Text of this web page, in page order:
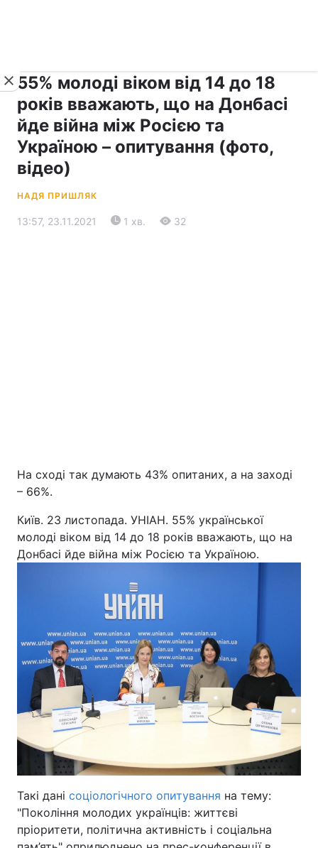
Економіка Світ
Київ Львів
Дніпро Харків
Одеса
Техно і зв'язок Лайт
55% молоді віком від 14 до 18
років вважають, що на Донбасі
йде війна між Росією та
Україною – опитування (фото,
відео)
НАДЯ ПРИШЛЯК
13:57, 23.11.2021 1 хв. 32
На сході так думають 43% опитаних, а на заході
– 66%.
Київ. 23 листопада. УНІАН. 55% української
молоді віком від 14 до 18 років вважають, що на
Донбасі йде війна між Росією та Україною.
Такі дані соціологічного опитування на тему:
"Покоління молодих українців: життєві
пріоритети, політична активність і соціальна